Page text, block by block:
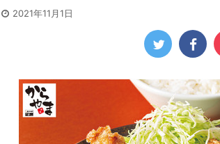
2021年11月1日